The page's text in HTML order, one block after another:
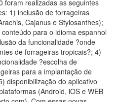
foram realizadas as seguintes
1) inclusão de forrageiras
Cajanus e Stylosanthes);
para o idioma espanhol
da funcionalidade ?onde
de forrageiras tropicais?; 4)
?escolha de
para a implantação de
disponibilização do aplicativo
(Android, iOS e WEB